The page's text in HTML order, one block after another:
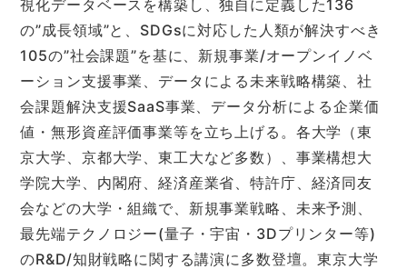
視化データベースを構築し、独自に定義した136
の”成長領域”と、SDGsに対応した人類が解決すべき
105の”社会課題”を基に、新規事業/オープンイノベ
ーション支援事業、データによる未来戦略構築、社
会課題解決支援SaaS事業、データ分析による企業価
値・無形資産評価事業等を立ち上げる。各大学（東
京大学、京都大学、東工大など多数）、事業構想大
学院大学、内閣府、経済産業省、特許庁、経済同友
会などの大学・組織で、新規事業戦略、未来予測、
最先端テクノロジー(量子・宇宙・3Dプリンター等)
のR&D/知財戦略に関する講演に多数登壇。東京大学